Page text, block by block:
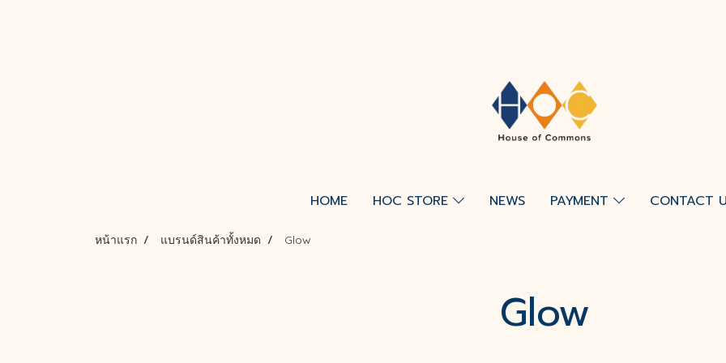
HOME HOC STORE NEWS PAYMENT CONTACT
หน้าแรก แบรนด์สินค้าทั้งหมด Glow
Glow